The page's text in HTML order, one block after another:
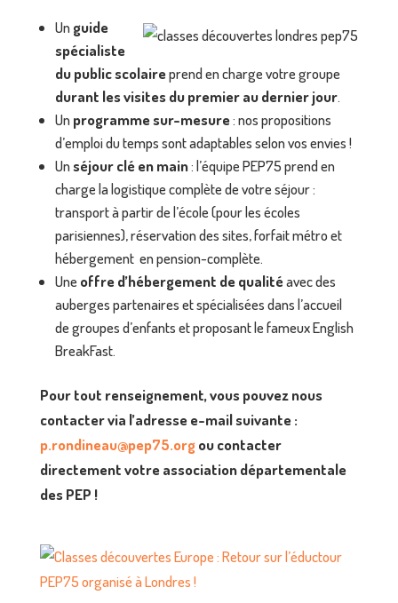
Un guide
spécialiste
du public scolaireprend en charge votre groupe
durant les visites du premier au dernier jour.
Un programme sur-mesure: nos propositions
d’emploi du temps sont adaptables selon vos envies !
Unséjour clé en main: l’équipe PEP75 prend en
charge la logistique complète de votre séjour :
transport à partir de l’école (pour les écoles
parisiennes), réservation des sites, forfait métro et
hébergement en pension-complète.
Une offre d’hébergement de qualitéavec des
auberges partenaires et spécialisées dans l’accueil
de groupes d’enfants et proposant le fameux English
BreakFast.
Pour tout renseignement, vous pouvez nous
contacter via l’adresse e-mail suivante :
p.rondineau@pep75.orgou contacter
directement votre association départementale
des PEP !